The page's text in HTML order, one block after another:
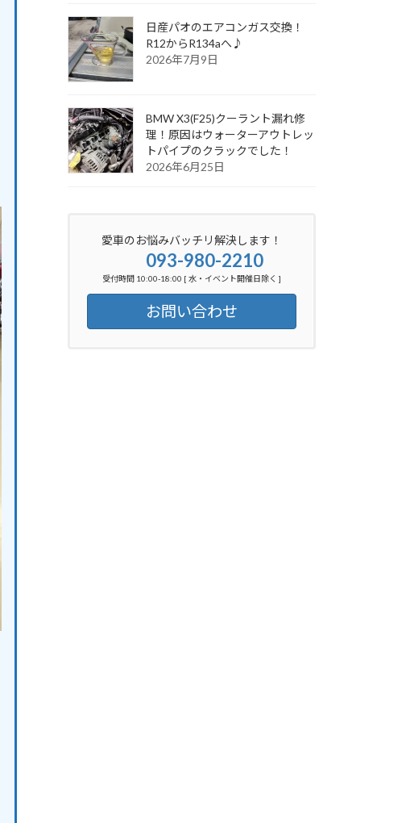
日産パオのエアコンガス交換！
R12からR134aへ♪
2026年7月9日
BMW X3(F25)クーラント漏れ修
理！原因はウォーターアウトレッ
トパイプのクラックでした！
2026年6月25日
愛車のお悩みバッチリ解決します！
093-980-2210
受付時間 10:00-18:00 [ 水・イベント開催日除く ]
お問い合わせ